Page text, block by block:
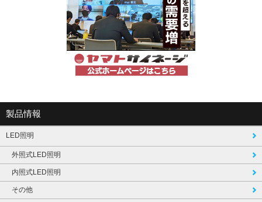
製品情報
LED照明
外照式LED照明
内照式LED照明
その他